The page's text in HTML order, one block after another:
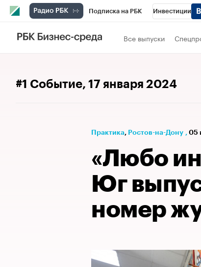
Подписка на РБК Инвестиции
Телеканал Все выпуски
#1 Событие, 17 января 2024
Практика⁠, Ростов-на-Дону , 05
«Любо
Юг
номер